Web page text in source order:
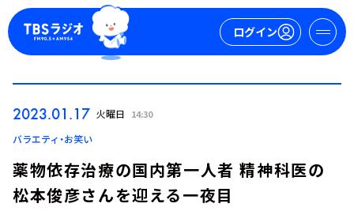
ログイン
ログイン
2023.01.17 火曜日 14:30
バラエティ・お笑い
薬物依存治療の国内第一人者 精神科医の
松本俊彦さんを迎える一夜目